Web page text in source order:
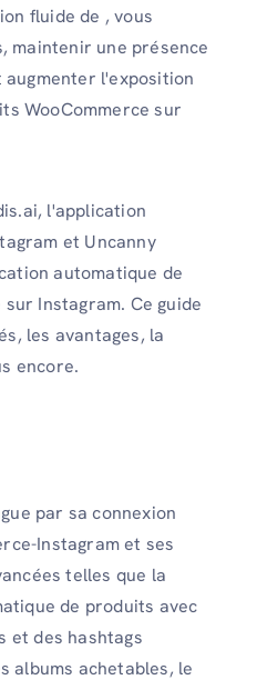
fluide de , vous
maintenir une présence
l'exposition
WooCommerce sur
l'application
et Uncanny
automatique de
Instagram. Ce guide
les avantages, la
encore.
par sa connexion
Instagram et ses
telles que la
de produits avec
et des hashtags
albums achetables, le